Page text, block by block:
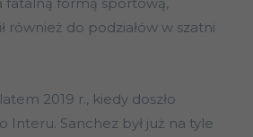
również do podziałów w szatni
2019 r., kiedy doszło
Interu. Sanchez był już na tyle